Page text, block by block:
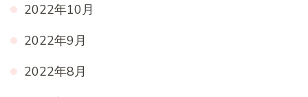
2022年10月
2022年9月
2022年8月